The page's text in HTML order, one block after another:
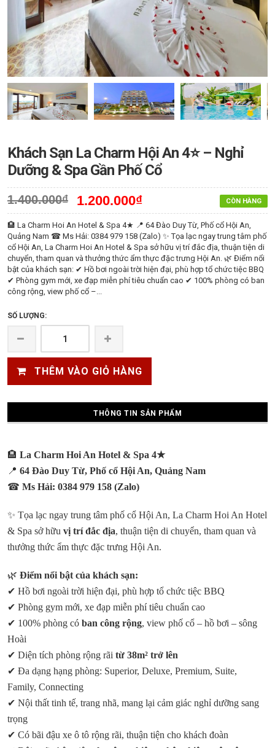
Khách Sạn La Charm Hội An 4⭐ – Nghỉ
Dưỡng & Spa Gần Phố Cổ
1.400.000₫ 1.200.000₫ CÒN HÀNG
🏨 La Charm Hoi An Hotel & Spa 4★ 📍 64 Đào Duy Từ, Phố cổ Hội An,
Quảng Nam ☎ Ms Hải: 0384 979 158 (Zalo) ✨ Tọa lạc ngay trung tâm phố
cổ Hội An, La Charm Hoi An Hotel & Spa sở hữu vị trí đắc địa, thuận tiện di
chuyển, tham quan và thưởng thức ẩm thực đặc trưng Hội An. 🌿 Điểm nổi
bật của khách sạn: ✔ Hồ bơi ngoài trời hiện đại, phù hợp tổ chức tiệc BBQ
✔ Phòng gym mới, xe đạp miễn phí tiêu chuẩn cao ✔ 100% phòng có ban
công rộng, view phố cổ –...
SỐ LƯỢNG:
THÊM VÀO GIỎ HÀNG
THÔNG TIN SẢN PHẨM
🏨 La Charm Hoi An Hotel & Spa 4★
📍 64 Đào Duy Từ, Phố cổ Hội An, Quảng Nam
☎ Ms Hải: 0384 979 158 (Zalo)
✨ Tọa lạc ngay trung tâm phố cổ Hội An, La Charm Hoi An Hotel
& Spa sở hữu vị trí đắc địa, thuận tiện di chuyển, tham quan và
thưởng thức ẩm thực đặc trưng Hội An.
🌿 Điểm nổi bật của khách sạn:
✔ Hồ bơi ngoài trời hiện đại, phù hợp tổ chức tiệc BBQ
✔ Phòng gym mới, xe đạp miễn phí tiêu chuẩn cao
✔ 100% phòng có ban công rộng, view phố cổ – hồ bơi – sông
Hoài
✔ Diện tích phòng rộng rãi từ 38m² trở lên
✔ Đa dạng hạng phòng: Superior, Deluxe, Premium, Suite,
Family, Connecting
✔ Nội thất tinh tế, trang nhã, mang lại cảm giác nghỉ dưỡng sang
trọng
✔ Có bãi đậu xe ô tô rộng rãi, thuận tiện cho khách đoàn